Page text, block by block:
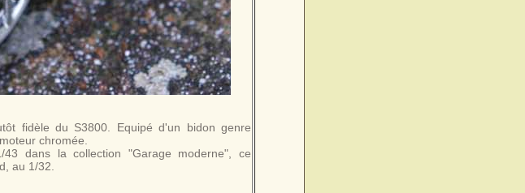
fidèle du S3800. Equipé d'un bidon genre
chromée.
dans la collection "Garage moderne", ce
au 1/32.